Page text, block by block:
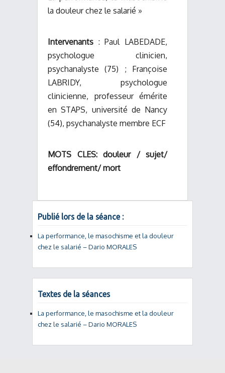
la douleur chez le salarié »
Intervenants : Paul LABEDADE,
psychologue clinicien,
psychanalyste (75) ; Françoise
LABRIDY, psychologue
clinicienne, professeur émérite
en STAPS, université de Nancy
(54), psychanalyste membre ECF
MOTS CLES: douleur / sujet/
effondrement/ mort
Publié lors de la séance :
La performance, le masochisme et la douleur
chez le salarié – Dario MORALES
Textes de la séances
La performance, le masochisme et la douleur
chez le salarié – Dario MORALES